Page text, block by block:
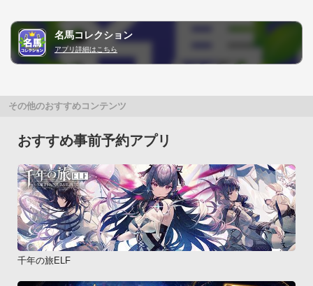
名馬コレクション
アプリ詳細はこちら
その他のおすすめコンテンツ
おすすめ事前予約アプリ
千年の旅ELF